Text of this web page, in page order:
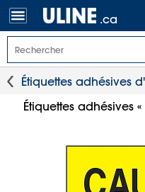
.ca
Étiquettes adhésives
Étiquettes adhésives